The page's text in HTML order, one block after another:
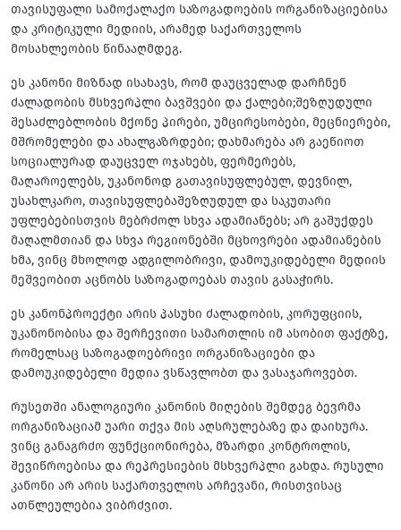
თავისუფალი სამოქალაქო საზოგადოების ორგანიზაციებისა
და კრიტიკული მედიის, არამედ საქართველოს
მოსახლეობის წინააღმდეგ.
ეს კანონი მიზნად ისახავს, რომ დაუცველად დარჩნენ
ძალადობის მსხვერპლი ბავშვები და ქალები;შეზღუდული
შესაძლებლობის მქონე პირები, უმცირესობები, მეცნიერები,
მშრომელები და ახალგაზრდები; დახმარება არ გაეწიოთ
სოციალურად დაუცველ ოჯახებს, ფერმერებს,
მაღაროელებს, უკანონოდ გათავისუფლებულ, დევნილ,
უსახლკარო, თავისუფლებაშეზღუდულ და საკუთარი
უფლებებისთვის მებრძოლ სხვა ადამიანებს; არ გაშუქდეს
მაღალმთიან და სხვა რეგიონებში მცხოვრები ადამიანების
ხმა, ვინც მხოლოდ ადგილობრივი, დამოუკიდებელი მედიის
მეშვეობით აცნობს საზოგადოებას თავის გასაჭირს.
ეს კანონპროექტი არის პასუხი ძალადობის, კორუფციის,
უკანონობისა და შერჩევითი სამართლის იმ ასობით ფაქტზე,
რომელსაც საზოგადოებრივი ორგანიზაციები და
დამოუკიდებელი მედია ვსწავლობთ და ვასაჯაროვებთ.
რუსეთში ანალოგიური კანონის მიღების შემდეგ ბევრმა
ორგანიზაციამ უარი თქვა მის აღსრულებაზე და დაიხურა.
ვინც განაგრძო ფუნქციონირება, მზარდი კონტროლის,
შევიწროებისა და რეპრესიების მსხვერპლი გახდა. რუსული
კანონი არ არის საქართველოს არჩევანი, რისთვისაც
ათწლეულებია ვიბრძვით.